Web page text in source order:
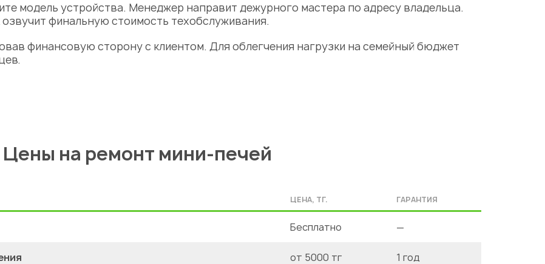
модель устройства. Менеджер направит дежурного мастера по адресу владельца.
финальную стоимость техобслуживания.
финансовую сторону с клиентом. Для облегчения нагрузки на семейный бюджет
Цены на ремонт мини-печей
ЦЕНА, ТГ. ГАРАНТИЯ
Бесплатно —
от 5000 тг 1 год